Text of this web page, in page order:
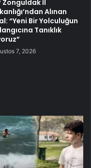
Zonguldak İl
Alınan
“Yeni Bir Yolculuğun
Tanıklık
7, 2026